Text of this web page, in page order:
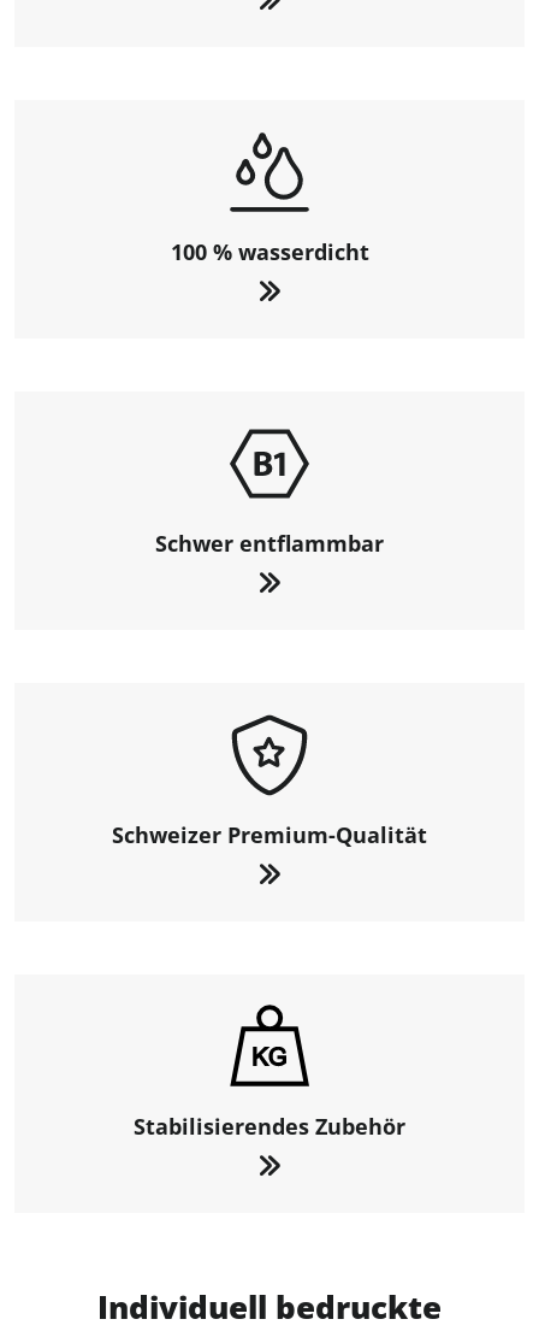
100 % wasserdicht
Schwer entflammbar
Schweizer Premium-Qualität
Stabilisierendes Zubehör
Individuell bedruckte